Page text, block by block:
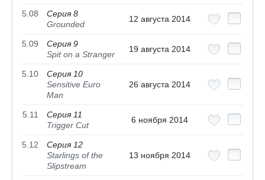
5.08
Серия 8
Grounded
12 августа 2014
5.09
Серия 9
Spit on a Stranger
19 августа 2014
5.10
Серия 10
Sensitive Euro
Man
26 августа 2014
5.11
Серия 11
Trigger Cut
6 ноября 2014
5.12
Серия 12
Starlings of the
Slipstream
13 ноября 2014